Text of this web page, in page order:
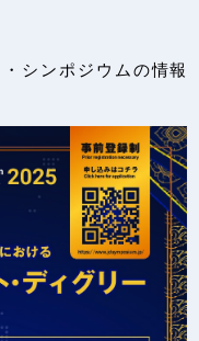
シンポジウムの情報